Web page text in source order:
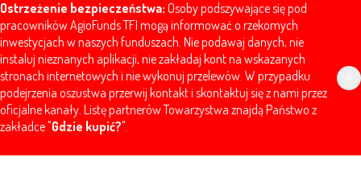
Ostrzeżenie bezpieczeństwa: Osoby podszywające się pod
pracowników AgioFunds TFI mogą informować o rzekomych
inwestycjach w naszych funduszach. Nie podawaj danych, nie
instaluj nieznanych aplikacji, nie zakładaj kont na wskazanych
stronach internetowych i nie wykonuj przelewów. W przypadku
podejrzenia oszustwa przerwij kontakt i skontaktuj się z nami przez
oficjalne kanały. Listę partnerów Towarzystwa znajdą Państwo z
zakładce "Gdzie kupić?".